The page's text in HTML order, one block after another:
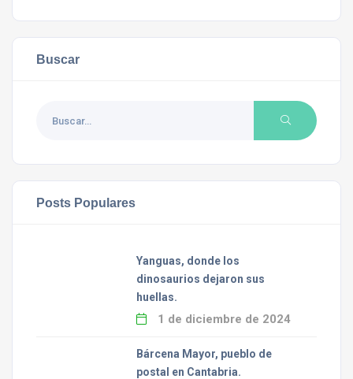
Buscar
Posts Populares
Yanguas, donde los
dinosaurios dejaron sus
huellas.
1 de diciembre de 2024
Bárcena Mayor, pueblo de
postal en Cantabria.